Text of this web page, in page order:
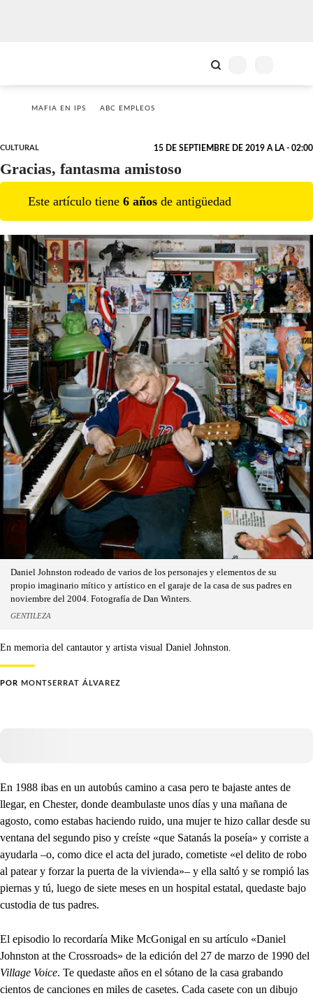
MAFIA EN IPS ABC EMPLEOS
CULTURAL 15 DE SEPTIEMBRE DE 2019 A LA - 02:00
Gracias, fantasma amistoso
Este artículo tiene 6 años de antigüedad
Daniel Johnston rodeado de varios de los personajes y elementos de su
propio imaginario mítico y artístico en el garaje de la casa de sus padres en
noviembre del 2004. Fotografía de Dan Winters.
GENTILEZA
En memoria del cantautor y artista visual Daniel Johnston.
POR MONTSERRAT ÁLVAREZ
En 1988 ibas en un autobús camino a casa pero te bajaste antes de
llegar, en Chester, donde deambulaste unos días y una mañana de
agosto, como estabas haciendo ruido, una mujer te hizo callar desde su
ventana del segundo piso y creíste «que Satanás la poseía» y corriste a
ayudarla –o, como dice el acta del jurado, cometiste «el delito de robo
al patear y forzar la puerta de la vivienda»– y ella saltó y se rompió las
piernas y tú, luego de siete meses en un hospital estatal, quedaste bajo
custodia de tus padres.
El episodio lo recordaría Mike McGonigal en su artículo «Daniel
Johnston at the Crossroads» de la edición del 27 de marzo de 1990 del
Village Voice. Te quedaste años en el sótano de la casa grabando
cientos de canciones en miles de casetes. Cada casete con un dibujo